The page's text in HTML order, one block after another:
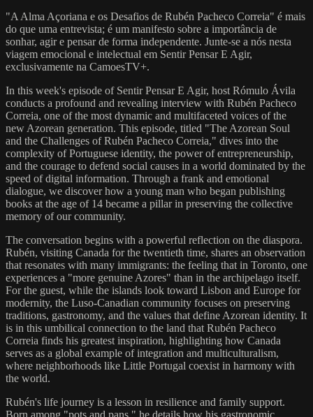
"A Alma Açoriana e os Desafios de Rubén Pacheco Correia" é mais
do que uma entrevista; é um manifesto sobre a importância de
sonhar, agir e pensar de forma independente. Junte-se a nós nesta
viagem emocional e intelectual em Sentir Pensar E Agir,
exclusivamente na CamoesTV+.
In this week's episode of Sentir Pensar E Agir, host Rómulo Ávila
conducts a profound and revealing interview with Rubén Pacheco
Correia, one of the most dynamic and multifaceted voices of the
new Azorean generation. This episode, titled "The Azorean Soul
and the Challenges of Rubén Pacheco Correia," dives into the
complexity of Portuguese identity, the power of entrepreneurship,
and the courage to defend social causes in a world dominated by the
speed of digital information. Through a frank and emotional
dialogue, we discover how a young man who began publishing
books at the age of 14 became a pillar in preserving the collective
memory of our community.
The conversation begins with a powerful reflection on the diaspora.
Rubén, visiting Canada for the twentieth time, shares an observation
that resonates with many immigrants: the feeling that in Toronto, one
experiences a "more genuine Azores" than in the archipelago itself.
For the guest, while the islands look toward Lisbon and Europe for
modernity, the Luso-Canadian community focuses on preserving
traditions, gastronomy, and the values that define Azorean identity. It
is in this umbilical connection to the land that Rubén Pacheco
Correia finds his greatest inspiration, highlighting how Canada
serves as a global example of integration and multiculturalism,
where neighborhoods like Little Portugal coexist in harmony with
the world.
Rubén's life journey is a lesson in resilience and family support.
Born among "pots and pans," he details how his gastronomic